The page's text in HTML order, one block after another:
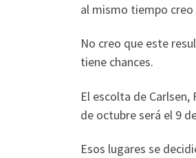
al mismo tiempo
No creo que este
tiene chances.
El escolta de
de octubre será el 9
Esos lugares se